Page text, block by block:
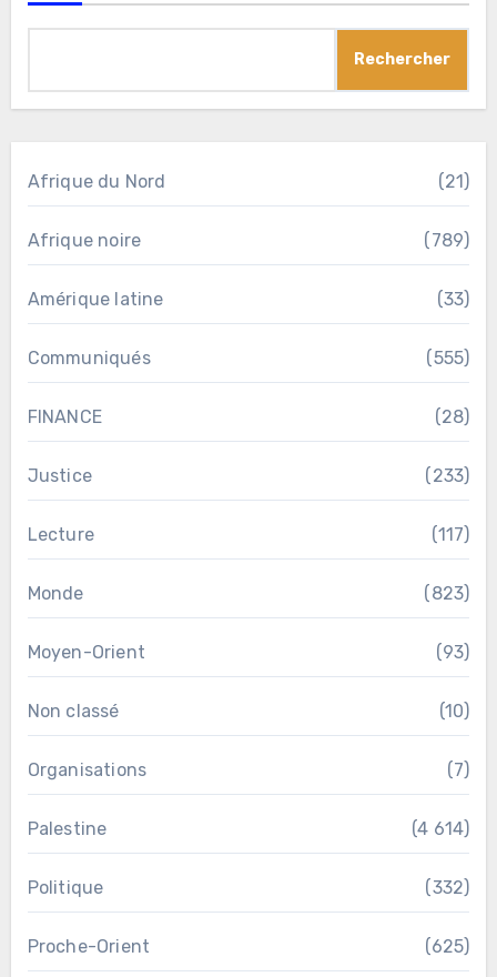
Rechercher
Afrique du Nord (21)
Afrique noire (789)
Amérique latine (33)
Communiqués (555)
FINANCE (28)
Justice (233)
Lecture (117)
Monde (823)
Moyen-Orient (93)
Non classé (10)
Organisations (7)
Palestine (4 614)
Politique (332)
Proche-Orient (625)